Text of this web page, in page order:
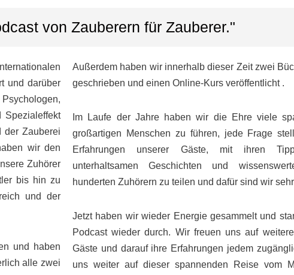
von Zauberern für Zauberer."
und darüber
Spezialeffekt
der Zauberei
wir den
Zuhörer
bis hin zu
und der
und haben
alle zwei
Außerdem haben wir innerhalb dieser Zeit zwei
geschrieben und einen Online-Kurs veröffentlicht .
Im Laufe der Jahre haben wir die Ehre viele
großartigen Menschen zu führen, jede Frage
Erfahrungen unserer Gäste, mit ihren
unterhaltsamen Geschichten und
hunderten Zuhörern zu teilen und dafür sind wir
Jetzt haben wir wieder Energie gesammelt und
Podcast wieder durch. Wir freuen uns auf
Gäste und darauf ihre Erfahrungen jedem
uns weiter auf dieser spannenden Reise vom